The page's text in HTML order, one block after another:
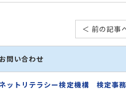
＜ 前の記事
問い合わせ
ットリテラシー検定機構 検定事